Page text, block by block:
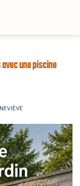
une piscine